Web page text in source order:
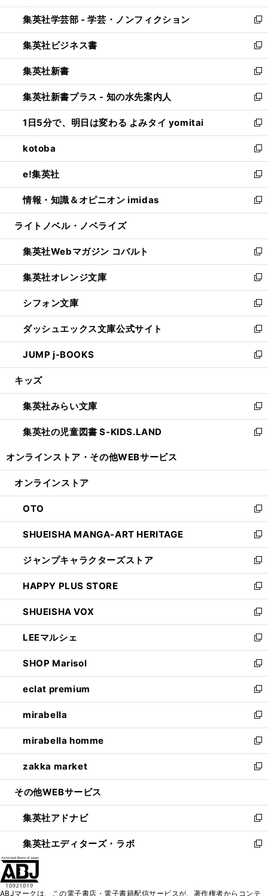
開
く
ウ
で
開
く
ン
ド
ウ
で
開
く
ウ
ィ
ン
ド
ウ
で
開
く
集英社学芸部 - 学芸・ノンフィクション
新
し
い
ウ
ィ
ン
ド
ウ
で
開
く
集英社ビジネス書
新
し
い
ウ
ィ
ン
ド
ウ
で
開
く
集英社新書
新
し
い
ウ
ィ
ン
ド
ウ
で
開
く
集英社新書プラス - 知の水先案内人
新
し
い
ウ
ィ
ン
ド
ウ
で
開
1日5分で、明日は変わる よみタイ yomitai
新
し
い
ウ
ィ
ン
ド
ウ
開
く
kotoba
新
し
い
ウ
ィ
ン
ウ
で
開
く
e!集英社
新
し
い
ウ
ン
ド
ウ
で
開
く
情報・知識＆オピニオン imidas
新
し
ウ
ィ
ン
ド
ウ
で
開
く
ライトノベル・ノベライズ
集英社Webマガジン コバルト
新
し
い
ウ
ィ
ン
ド
ウ
で
開
集英社オレンジ文庫
新
し
い
ウ
ィ
ン
ド
ウ
開
く
シフォン文庫
新
し
い
ウ
ィ
ン
ウ
で
開
く
ダッシュエックス文庫公式サイト
新
し
い
ウ
ン
ド
ウ
で
JUMP j-BOOKS
新
し
ウ
ィ
ン
ド
開
キッズ
集英社みらい文庫
新
し
い
ン
ウ
で
開
く
集英社の児童図書 S-KIDS.LAND
新
ウ
ン
ド
ウ
で
開
く
オンラインストア・ その他WEBサービス
オンラインストア
OTO
新
し
い
ウ
ィ
ン
ド
ウ
で
開
く
SHUEISHA MANGA-ART HERITAGE
新
し
い
ウ
ィ
ン
ド
ウ
で
開
く
ジャンプキャラクターズストア
新
し
い
ウ
ィ
ン
ド
ウ
で
開
く
HAPPY PLUS STORE
新
し
い
ウ
ィ
ン
ド
ウ
で
開
く
SHUEISHA VOX
新
し
い
ウ
ィ
ン
ド
ウ
で
開
く
LEEマルシェ
新
し
い
ウ
ィ
ン
ド
ウ
で
開
く
SHOP Marisol
新
し
い
ウ
ィ
ン
ド
ウ
で
開
eclat premium
新
し
い
ウ
ィ
ン
ド
ウ
開
く
mirabella
新
し
い
ウ
ィ
ン
ウ
で
開
く
mirabella homme
新
し
い
ウ
ン
ド
ウ
で
zakka market
新
し
ウ
ィ
ン
ド
その他WEBサービス
集英社アドナビ
新
し
い
集英社エディターズ・ラボ
新
ABJマークは、この電子書店・電子書籍配信サービスが、著作権者からコンテ